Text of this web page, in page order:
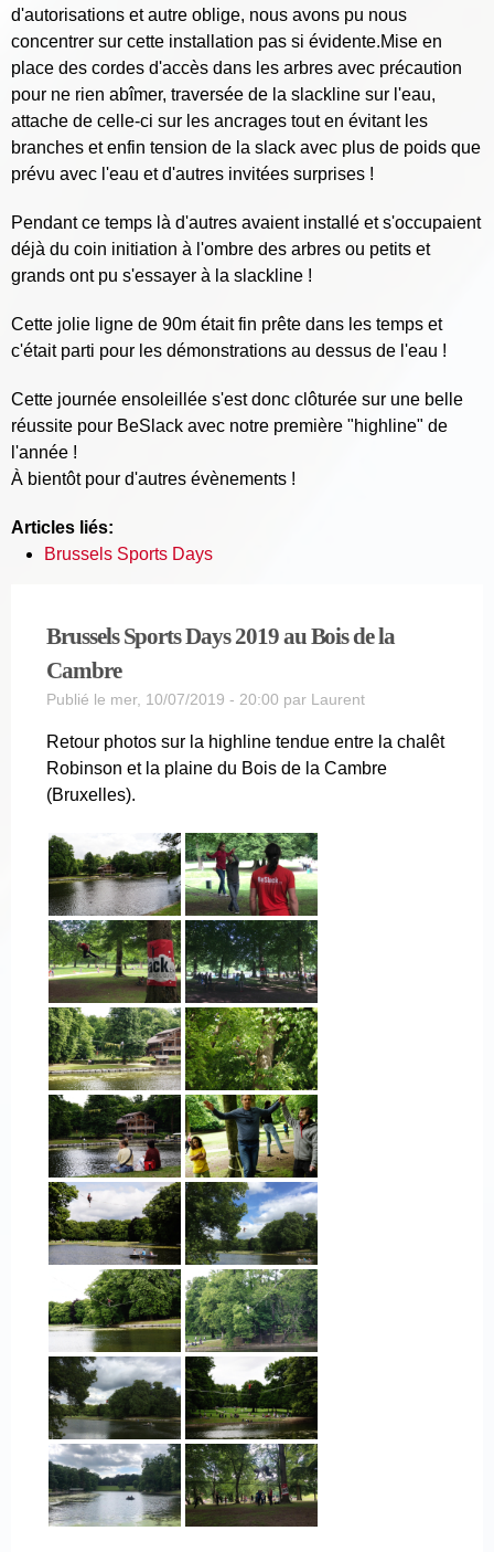
d'autorisations et autre oblige, nous avons pu nous
concentrer sur cette installation pas si évidente.Mise en
place des cordes d'accès dans les arbres avec précaution
pour ne rien abîmer, traversée de la slackline sur l'eau,
attache de celle-ci sur les ancrages tout en évitant les
branches et enfin tension de la slack avec plus de poids que
prévu avec l'eau et d'autres invitées surprises !
Pendant ce temps là d'autres avaient installé et s'occupaient
déjà du coin initiation à l'ombre des arbres ou petits et
grands ont pu s'essayer à la slackline !
Cette jolie ligne de 90m était fin prête dans les temps et
c'était parti pour les démonstrations au dessus de l'eau !
Cette journée ensoleillée s'est donc clôturée sur une belle
réussite pour BeSlack avec notre première "highline" de
l'année !
À bientôt pour d'autres évènements !
Articles liés:
Brussels Sports Days
Brussels Sports Days 2019 au Bois de la
Cambre
Publié le mer, 10/07/2019 - 20:00 par Laurent
Retour photos sur la highline tendue entre la chalêt
Robinson et la plaine du Bois de la Cambre
(Bruxelles).